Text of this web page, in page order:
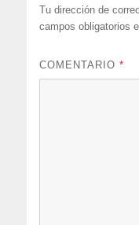
Tu dirección de
campos obligatorios
COMENTARIO*